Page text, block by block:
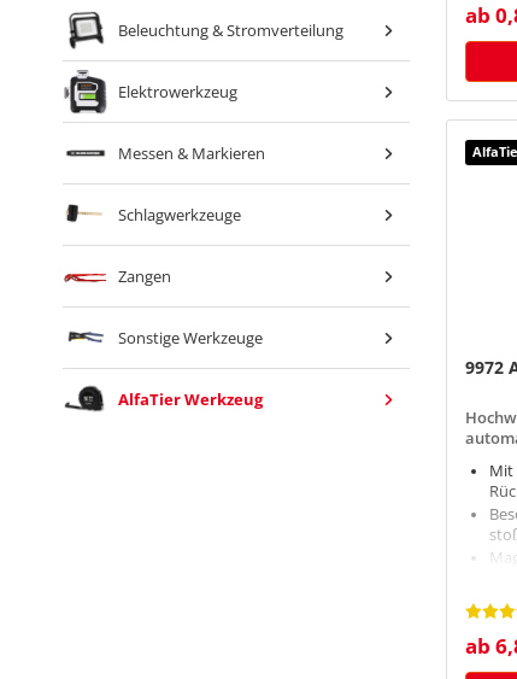
Beleuchtung & Stromverteilung
Elektrowerkzeug
Messen & Markieren
Schlagwerkzeuge
Zangen
Sonstige Werkzeuge
AlfaTier Werkzeug
ab
9972
Mit
ab